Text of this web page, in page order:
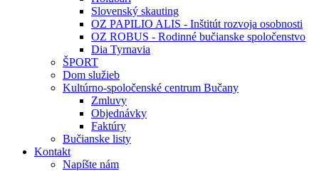
Slovenský skauting
OZ PAPILIO ALIS - Inštitút rozvoja osobnosti
OZ ROBUS - Rodinné bučianske spoločenstvo
Dia Tyrnavia
ŠPORT
Dom služieb
Kultúrno-spoločenské centrum Bučany
Zmluvy
Objednávky
Faktúry
Bučianske listy
Kontakt
Napíšte nám